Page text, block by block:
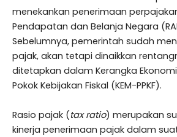
menekankan penerimaan
Pendapatan dan Belanja Negara
Sebelumnya, pemerintah sudah
pajak, akan tetapi dinaikkan
ditetapkan dalam Kerangka
Pokok Kebijakan Fiskal (KEM-PPKF).
Rasio pajak (tax ratio) merupakan
kinerja penerimaan pajak dalam